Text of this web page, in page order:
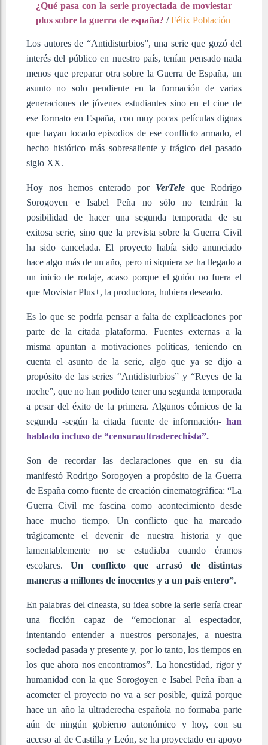
¿Qué pasa con la serie proyectada de moviestar
plus sobre la guerra de españa? / Félix Población
Los autores de “Antidisturbios”, una serie que gozó del
interés del público en nuestro país, tenían pensado nada
menos que preparar otra sobre la Guerra de España, un
asunto no solo pendiente en la formación de varias
generaciones de jóvenes estudiantes sino en el cine de
ese formato en España, con muy pocas películas dignas
que hayan tocado episodios de ese conflicto armado, el
hecho histórico más sobresaliente y trágico del pasado
siglo XX.
Hoy nos hemos enterado por VerTele que Rodrigo
Sorogoyen e Isabel Peña no sólo no tendrán la
posibilidad de hacer una segunda temporada de su
exitosa serie, sino que la prevista sobre la Guerra Civil
ha sido cancelada. El proyecto había sido anunciado
hace algo más de un año, pero ni siquiera se ha llegado a
un inicio de rodaje, acaso porque el guión no fuera el
que Movistar Plus+, la productora, hubiera deseado.
Es lo que se podría pensar a falta de explicaciones por
parte de la citada plataforma. Fuentes externas a la
misma apuntan a motivaciones políticas, teniendo en
cuenta el asunto de la serie, algo que ya se dijo a
propósito de las series “Antidisturbios” y “Reyes de la
noche”, que no han podido tener una segunda temporada
a pesar del éxito de la primera. Algunos cómicos de la
segunda -según la citada fuente de información- han
hablado incluso de “censuraultraderechista”.
Son de recordar las declaraciones que en su día
manifestó Rodrigo Sorogoyen a propósito de la Guerra
de España como fuente de creación cinematográfica: “La
Guerra Civil me fascina como acontecimiento desde
hace mucho tiempo. Un conflicto que ha marcado
trágicamente el devenir de nuestra historia y que
lamentablemente no se estudiaba cuando éramos
escolares.Un conflicto que arrasó de distintas
maneras a millones de inocentes y a un país entero”.
En palabras del cineasta, su idea sobre la serie sería crear
una ficción capaz de “emocionar al espectador,
intentando entender a nuestros personajes, a nuestra
sociedad pasada y presente y, por lo tanto, los tiempos en
los que ahora nos encontramos”. La honestidad, rigor y
humanidad con la que Sorogoyen e Isabel Peña iban a
acometer el proyecto no va a ser posible, quizá porque
hace un año la ultraderecha española no formaba parte
aún de ningún gobierno autonómico y hoy, con su
acceso al de Castilla y León, se ha proyectado en apoyo